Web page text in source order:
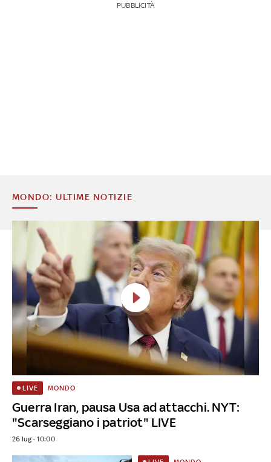
PUBBLICITÀ
MONDO: ULTIME NOTIZIE
Guerra Iran, pausa Usa ad attacchi. NYT:
"Scarseggiano i patriot" LIVE
LIVE MONDO
26 lug - 10:00